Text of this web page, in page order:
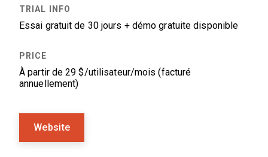
Essai gratuit de 30 jours + démo gratuite disponible
À partir de 29 $/utilisateur/mois (facturé
annuellement)
Website